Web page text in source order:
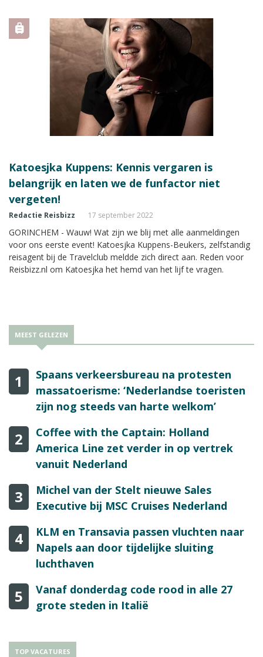
Katoesjka hierover in gesprek.
Katoesjka Kuppens: Kennis vergaren is
belangrijk en laten we de funfactor niet
vergeten!
Redactie Reisbizz 17 september 2022
GORINCHEM - Wauw! Wat zijn we blij met alle aanmeldingen
voor ons eerste event! Katoesjka Kuppens-Beukers, zelfstandig
reisagent bij de Travelclub meldde zich direct aan. Reden voor
Reisbizz.nl om Katoesjka het hemd van het lijf te vragen.
MEEST GELEZEN
1
Spaans verkeersbureau na protesten
massatoerisme: ‘Nederlandse toeristen
zijn nog steeds van harte welkom’
2
Coffee with the Captain: Holland
America Line zet verder in op vertrek
vanuit Nederland
3
Michel van der Stelt nieuwe Sales
Executive bij MSC Cruises Nederland
4
KLM en Transavia passen vluchten naar
Napels aan door tijdelijke sluiting
luchthaven
5
Vanaf donderdag code rood in alle 27
grote steden in Italië
TOP VACATURES